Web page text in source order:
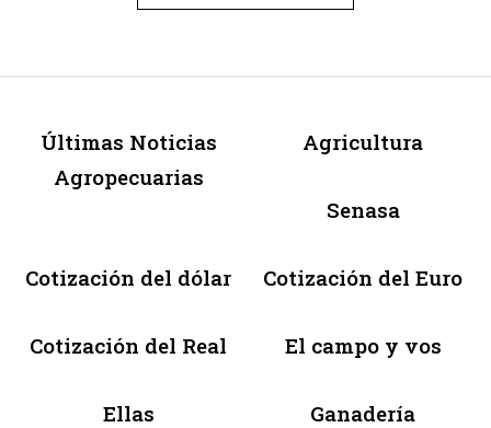
Últimas Noticias
Agropecuarias
Agricultura
Senasa
Cotización del dólar Cotización del Euro
Cotización del Real El campo y vos
Ellas Ganadería